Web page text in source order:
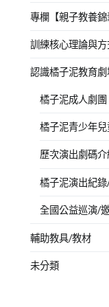
專欄【親子教養錦
訓練核心理論與方
認識橘子泥教育劇
橘子泥成人劇團
橘子泥青少年兒
歷次演出劇碼介
橘子泥演出紀
全國公益巡演/
輔助教具/教材
未分類